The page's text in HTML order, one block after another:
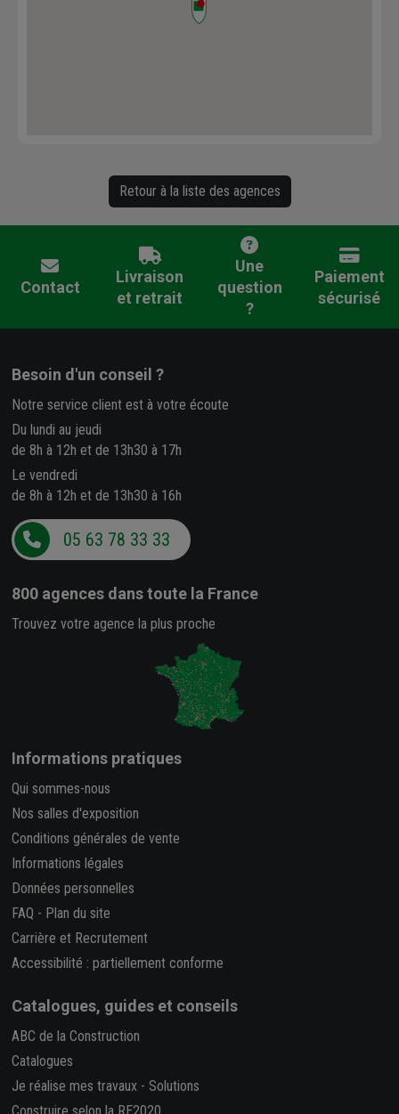
Retour à la liste des agences
Contact
Livraison
et retrait
Une
question
?
Paiement
sécurisé
Besoin d'un conseil ?
Notre service client est à votre écoute
Du lundi au jeudi
de 8h à 12h et de 13h30 à 17h
Le vendredi
de 8h à 12h et de 13h30 à 16h
05 63 78 33 33
800 agences dans toute la France
Trouvez votre agence la plus proche
Informations pratiques
Qui sommes-nous
Nos salles d'exposition
Conditions générales de vente
Informations légales
Données personnelles
FAQ - Plan du site
Carrière et Recrutement
Accessibilité : partiellement conforme
Catalogues, guides et conseils
ABC de la Construction
Catalogues
Je réalise mes travaux - Solutions